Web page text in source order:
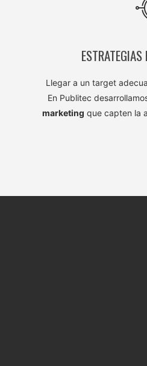
Llegar a un target
En Publitec
marketing que capten la